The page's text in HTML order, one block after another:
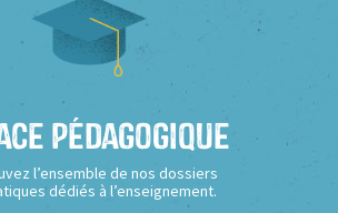
Pédagogique
l’ensemble de nos dossiers
dédiés à l’enseignement.